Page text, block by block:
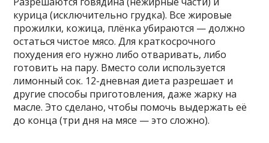
курица (исключительно грудка). Все жировые
прожилки, кожица, плёнка убираются — должно
остаться чистое мясо. Для краткосрочного
похудения его нужно либо отваривать, либо
готовить на пару. Вместо соли используется
лимонный сок. 12-дневная диета разрешает и
другие способы приготовления, даже жарку на
масле. Это сделано, чтобы помочь выдержать её
до конца (три дня на мясе — это сложно).